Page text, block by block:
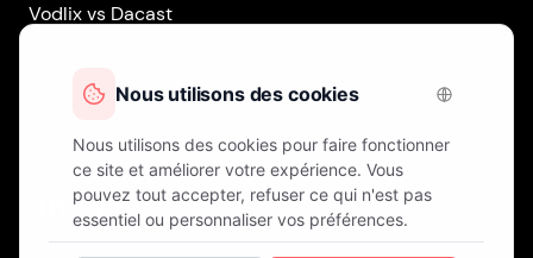
Vodlix vs Dacast
Vodlix vs Brightcove
Vodlix on LinkedIn
Vodlix on Facebook
Vodlix on X (Twitter)
Vodlix on Instagram